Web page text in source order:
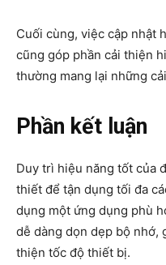
Cuối cùng, việc cập nhật
cũng góp phần cải thiện
thường mang lại những
Phần kết luận
Duy trì hiệu năng tốt của
thiết để tận dụng tối đa
dụng một ứng dụng phù
dễ dàng dọn dẹp bộ nhớ,
thiện tốc độ thiết bị.